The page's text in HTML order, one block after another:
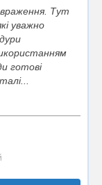
Тут
уважно
готові